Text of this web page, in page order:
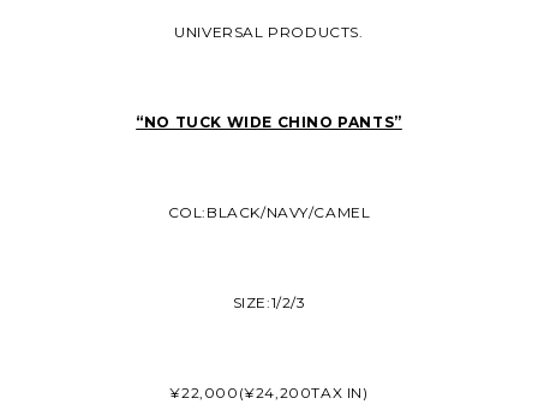
UNIVERSAL PRODUCTS.
“NO TUCK WIDE CHINO PANTS”
COL:BLACK/NAVY/CAMEL
SIZE:1/2/3
¥22,000(¥24,200TAX IN)